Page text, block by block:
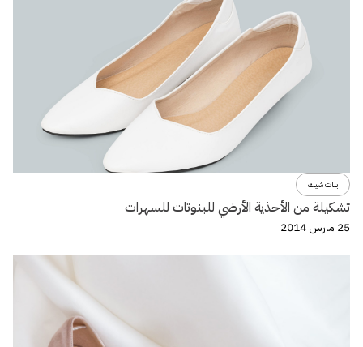
بنات شيك
تشكيلة من الأحذية الأرضي للبنوتات للسهرات
25 مارس 2014